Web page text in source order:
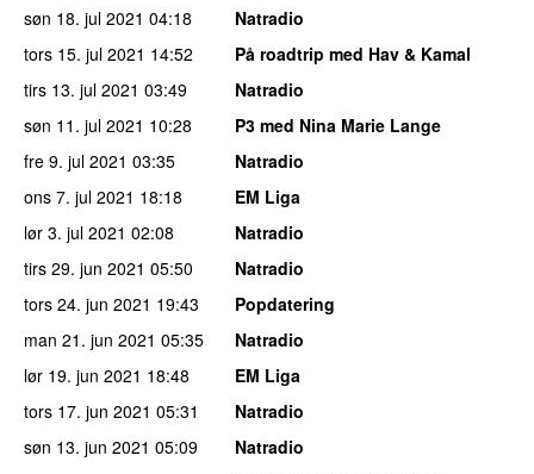
søn 18. jul 2021 04:18
Natradio
tors 15. jul 2021 14:52
På roadtrip med Hav & Kamal
tirs 13. jul 2021 03:49
Natradio
søn 11. jul 2021 10:28
P3 med Nina Marie Lange
fre 9. jul 2021 03:35
Natradio
ons 7. jul 2021 18:18
EM Liga
lør 3. jul 2021 02:08
Natradio
tirs 29. jun 2021 05:50
Natradio
tors 24. jun 2021 19:43
Popdatering
man 21. jun 2021 05:35
Natradio
lør 19. jun 2021 18:48
EM Liga
tors 17. jun 2021 05:31
Natradio
søn 13. jun 2021 05:09
Natradio